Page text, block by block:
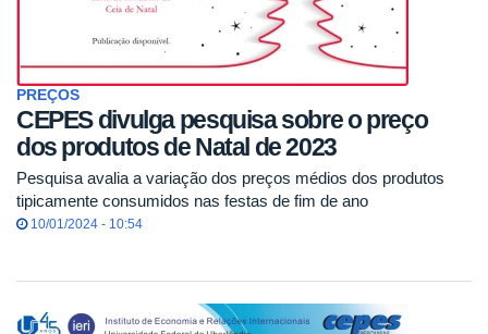
PREÇOS
CEPES divulga pesquisa sobre o preço
dos produtos de Natal de 2023
Pesquisa avalia a variação dos preços médios dos produtos
tipicamente consumidos nas festas de fim de ano
10/01/2024 - 10:54